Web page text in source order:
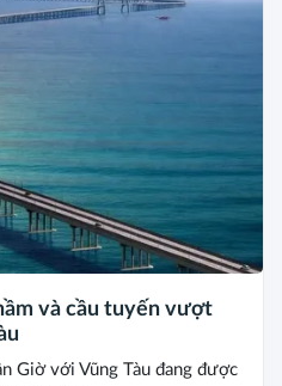
và cầu tuyến vượt
Giờ với Vũng Tàu đang được